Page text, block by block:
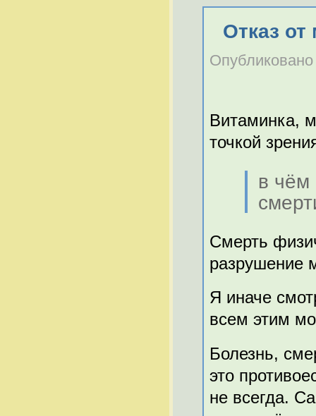
Отказ
Витаминка,
точкой
в
Смерть
разрушение
Я иначе
всем этим
Болезнь,
это
не всегда.